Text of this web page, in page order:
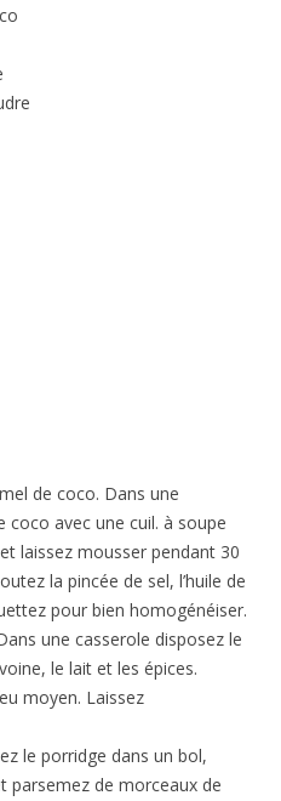
de coco. Dans une
coco avec une cuil. à soupe
laissez mousser pendant 30
la pincée de sel, l’huile de
pour bien homogénéiser.
une casserole disposez le
le lait et les épices.
moyen. Laissez
le porridge dans un bol,
parsemez de morceaux de